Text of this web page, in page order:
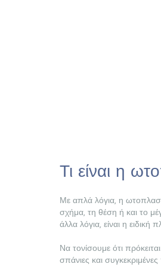
Τι είναι η
Με απλά λόγια, η
σχήμα, τη θέση ή και το
άλλα λόγια, είναι η
Να τονίσουμε ότι
σπάνιες και